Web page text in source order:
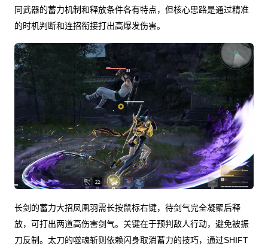
同武器的蓄力机制和释放条件各有特点，但核心思路是通过精准
的时机判断和连招衔接打出高爆发伤害。
长剑的蓄力大招凤凰羽需长按鼠标右键，待剑气完全凝聚后释
放，可打出两道高伤害剑气。关键在于预判敌人行动，避免被振
刀反制。太刀的噬魂斩则依赖闪身取消蓄力的技巧，通过SHIFT